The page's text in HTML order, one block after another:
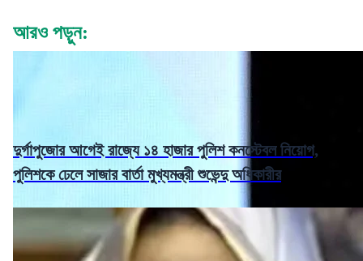
আরও পড়ুন:
দুর্গাপুজোর আগেই রাজ্যে ১৪ হাজার পুলিশ কনস্টেবল নিয়োগ,
পুলিশকে ঢেলে সাজার বার্তা মুখ্যমন্ত্রী শুভেন্দু অধিকারীর